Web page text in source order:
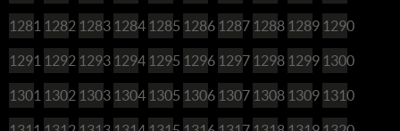
1281 1282 1283 1284 1285 1286 1287 1288 1289 1290
1291 1292 1293 1294 1295 1296 1297 1298 1299 1300
1301 1302 1303 1304 1305 1306 1307 1308 1309 1310